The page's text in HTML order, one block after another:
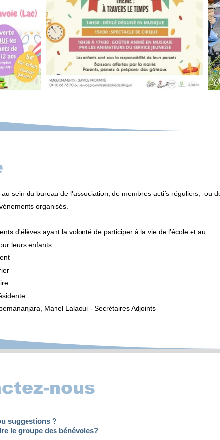
sein du bureau de l'association, de membres actifs réguliers, ou
organisés.
d'élèves ayant la volonté de participer à la vie de l'école et au
leurs enfants.​
Manel Lalaoui - Secrétaires Adjoints
nous
suggestions ?
le groupe des bénévoles?